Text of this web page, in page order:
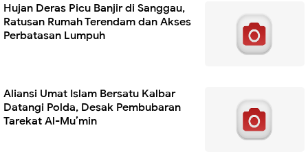
Hujan Deras Picu Banjir di Sanggau,
Ratusan Rumah Terendam dan Akses
Perbatasan Lumpuh
Aliansi Umat Islam Bersatu Kalbar
Datangi Polda, Desak Pembubaran
Tarekat Al-Mu’min